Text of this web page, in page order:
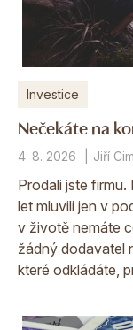
Investice
Nečekáte na
4. 8. 2026 Jiří
Prodali jste
let mluvili jen v
v životě nemáte
žádný dodavatel
které odkládáte,